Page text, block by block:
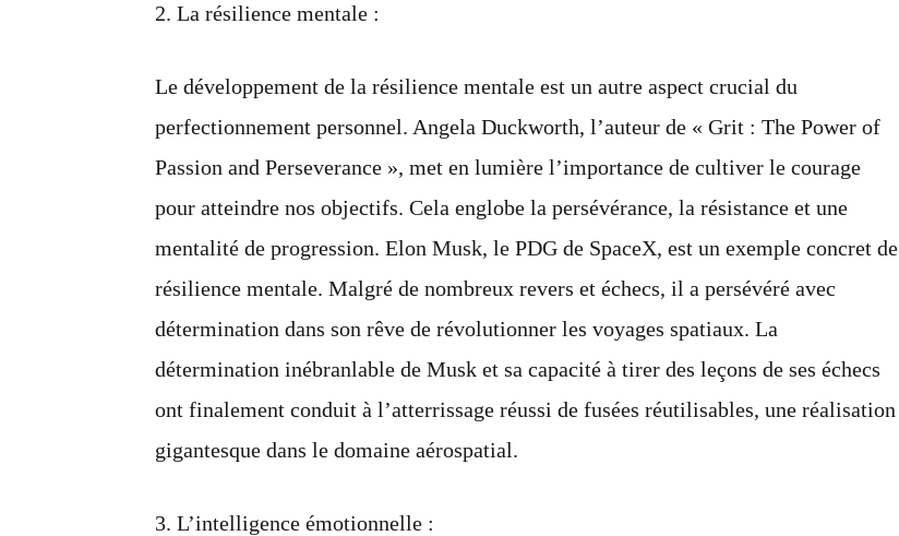
2. La résilience mentale :
Le développement de la résilience mentale est un autre aspect crucial du
perfectionnement personnel. Angela Duckworth, l’auteur de « Grit : The Power of
Passion and Perseverance », met en lumière l’importance de cultiver le courage
pour atteindre nos objectifs. Cela englobe la persévérance, la résistance et une
mentalité de progression. Elon Musk, le PDG de SpaceX, est un exemple concret de
résilience mentale. Malgré de nombreux revers et échecs, il a persévéré avec
détermination dans son rêve de révolutionner les voyages spatiaux. La
détermination inébranlable de Musk et sa capacité à tirer des leçons de ses échecs
ont finalement conduit à l’atterrissage réussi de fusées réutilisables, une réalisation
gigantesque dans le domaine aérospatial.
3. L’intelligence émotionnelle :